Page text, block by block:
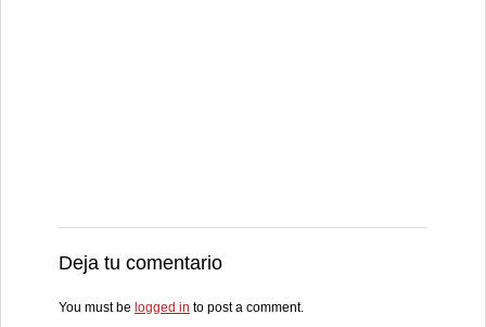
Deja tu comentario
You must be logged in to post a comment.